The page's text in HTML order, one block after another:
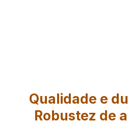
Qualidade e
Robustez de